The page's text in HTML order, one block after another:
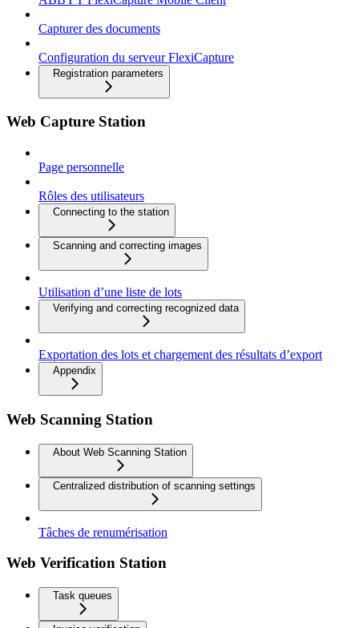
Capturer des documents
Configuration du serveur FlexiCapture
Registration parameters
Web Capture Station
Page personnelle
Rôles des utilisateurs
Connecting to the station
Scanning and correcting images
Utilisation d’une liste de lots
Verifying and correcting recognized data
Exportation des lots et chargement des résultats d’export
Appendix
Web Scanning Station
About Web Scanning Station
Centralized distribution of scanning settings
Tâches de renumérisation
Web Verification Station
Task queues